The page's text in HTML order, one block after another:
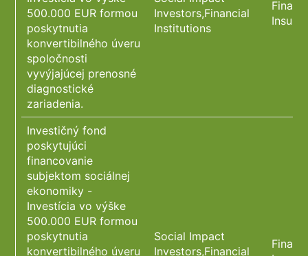
500.000 EUR formou
poskytnutia
konvertibilného úveru
spoločnosti
vyvýjajúcej prenosné
diagnostické
zariadenia.
Investors,Financial
Institutions
Investičný fond
poskytujúci
financovanie
subjektom sociálnej
ekonomiky -
Investícia vo výške
500.000 EUR formou
poskytnutia
konvertibilného úveru
Social Impact
Investors,Financial